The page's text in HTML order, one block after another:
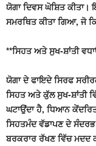
ਯੋਗਾ ਦਿਵਸ ਘੋਸ਼ਿਤ
ਸਮਰਥਿਤ ਕੀਤਾ ਗਿਆ, ਜੋ
**ਸਿਹਤ ਅਤੇ ਸੁਖ-ਸ਼ਾਂਤੀ
ਯੋਗਾ ਦੇ ਫਾਇਦੇ ਸਿਰਫ
ਸਿਹਤ ਅਤੇ ਕੁੱਲ ਸੁਖ-ਸ਼ਾਂਤੀ
ਘਟਾਉਂਦਾ ਹੈ, ਧਿਆਨ
ਸਿਹਤਮੰਦ ਵੱਡਾਪਣ ਦੇ
ਬਰਕਰਾਰ ਰੱਖਣ ਵਿੱਚ ਮਦਦ